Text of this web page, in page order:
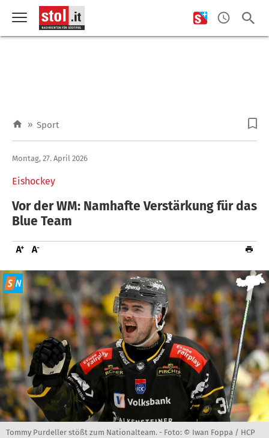
» Sport
Eishockey
Montag, 27. April 2026
Vor der WM: Namhafte Verstärkung für das
Blue Team
Tommy Purdeller stößt zum Nationalteam. - Foto: © Iwan Foppa / HCP